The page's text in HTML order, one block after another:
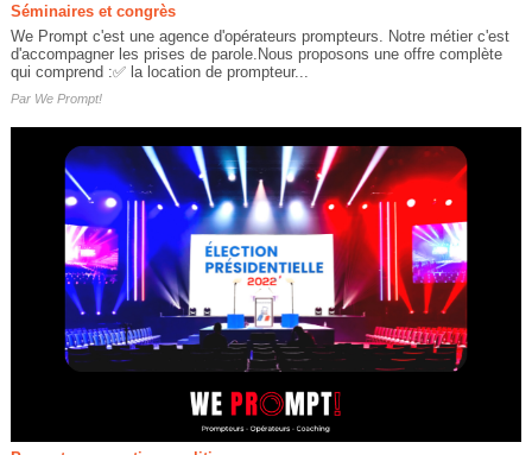
Séminaires et congrès
We Prompt c'est une agence d'opérateurs prompteurs. Notre métier c'est
d'accompagner les prises de parole.Nous proposons une offre complète
qui comprend :✅ la location de prompteur...
Par We Prompt!